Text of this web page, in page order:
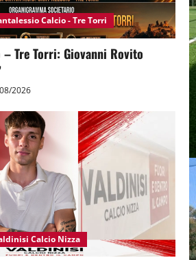
Calcio - Tre Torri
Tre Torri: Giovanni Rovito
2026
Calcio Nizza